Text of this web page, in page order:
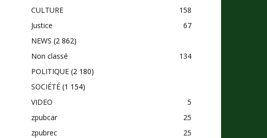
CULTURE
158
Justice
67
NEWS (2 862)
Non classé
134
POLITIQUE (2 180)
SOCIÉTÉ (1 154)
VIDEO
5
zpubcar
25
zpubrec
25